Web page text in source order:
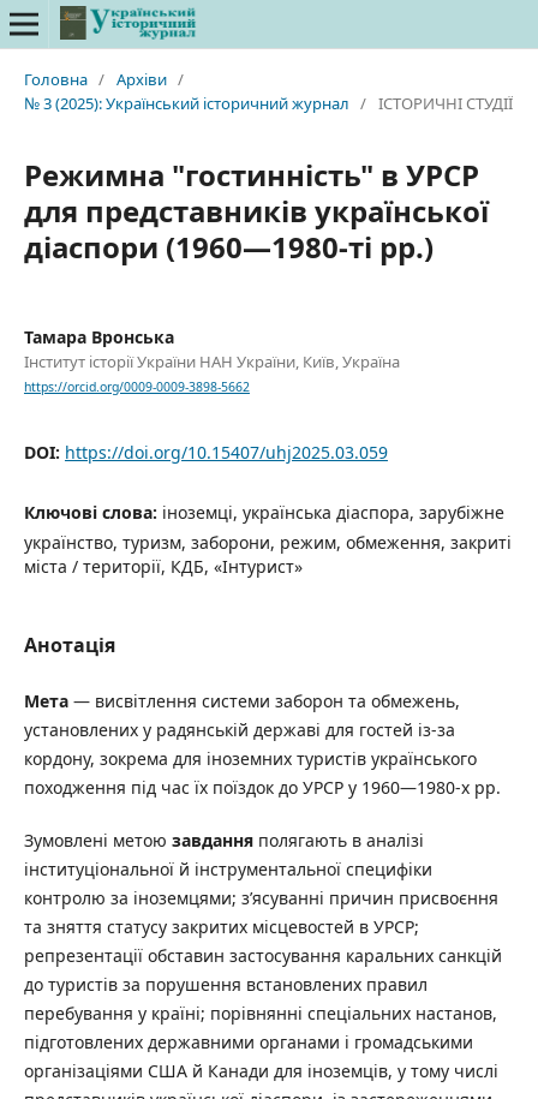
Головна / Архіви /
№ 3 (2025): Український історичний журнал / ІСТОРИЧНІ СТУДІЇ
Режимна "гостинність" в УРСР
для представників української
діаспори (1960—1980-ті рр.)
Тамара Вронська
Інститут історії України НАН України, Київ, Україна
https://orcid.org/0009-0009-3898-5662
DOI: https://doi.org/10.15407/uhj2025.03.059
Ключові слова: іноземці, українська діаспора, зарубіжне
українство, туризм, заборони, режим, обмеження, закриті
міста / території, КДБ, «Інтурист»
Анотація
Мета— висвітлення системи заборон та обмежень,
установлених у радянській державі для гостей із-за
кордону, зокрема для іноземних туристів українського
походження під час їх поїздок до УРСР у 1960—1980-х рр.
Зумовлені метою завданняполягають в аналізі
інституціональної й інструментальної специфіки
контролю за іноземцями; з’ясуванні причин присвоєння
та зняття статусу закритих місцевостей в УРСР;
репрезентації обставин застосування каральних санкцій
до туристів за порушення встановлених правил
перебування у країні; порівнянні спеціальних настанов,
підготовлених державними органами і громадськими
організаціями США й Канади для іноземців, у тому числі